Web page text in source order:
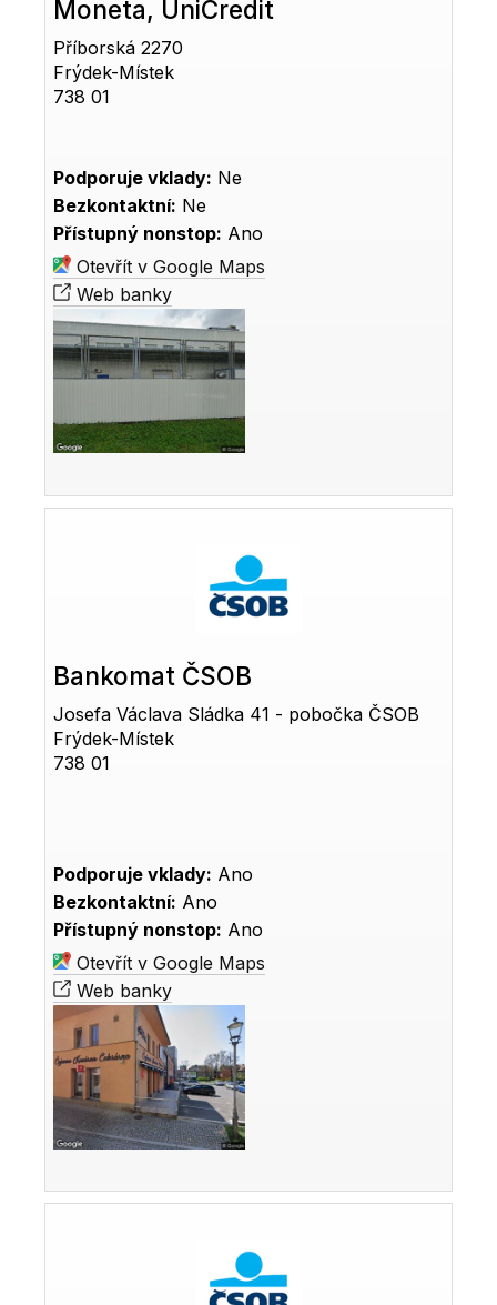
Moneta, UniCredit
Příborská 2270
Frýdek-Místek
738 01
Podporuje vklady: Ne
Bezkontaktní: Ne
Přístupný nonstop: Ano
Otevřít v Google Maps
Web banky
Bankomat ČSOB
Josefa Václava Sládka 41 - pobočka ČSOB
Frýdek-Místek
738 01
Podporuje vklady: Ano
Bezkontaktní: Ano
Přístupný nonstop: Ano
Otevřít v Google Maps
Web banky